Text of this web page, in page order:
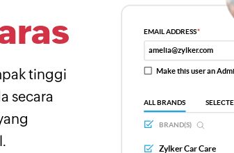
tinggi
secara